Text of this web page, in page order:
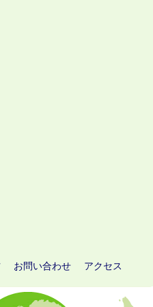
お問い合わせ アクセス